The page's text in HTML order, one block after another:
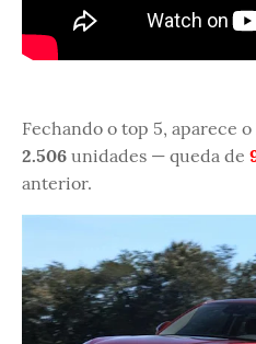
Fechando o top 5, aparece o
2.506 unidades — queda de
anterior.